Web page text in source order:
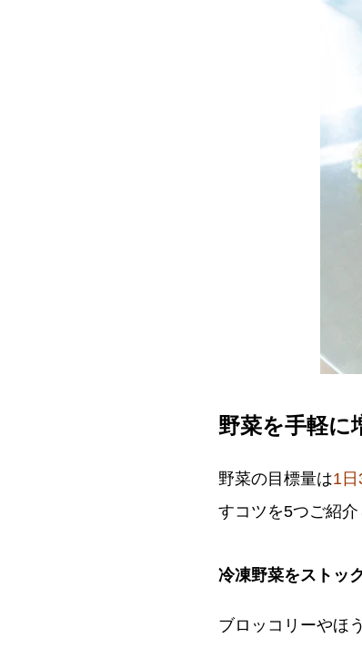
野菜を手軽に
野菜の目標量は1日
すコツを5つご紹介
冷凍野菜をストッ
ブロッコリーやほ